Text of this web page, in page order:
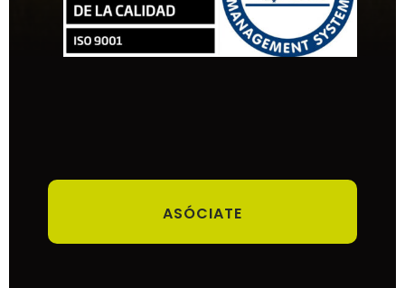
ASÓCIATE